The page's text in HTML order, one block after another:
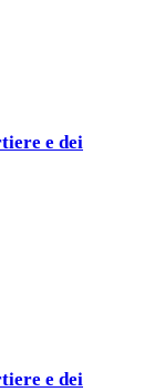
e dei
e dei